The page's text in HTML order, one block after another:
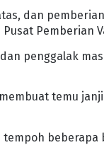
dan
Pemberian
penggalak
temu
tempoh beberapa